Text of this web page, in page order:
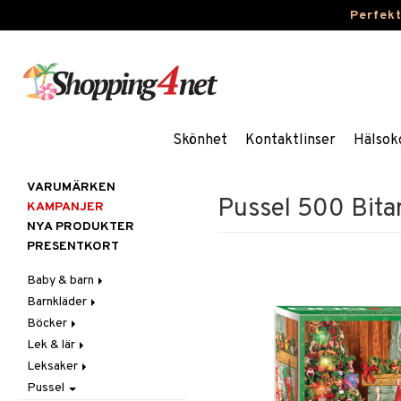
Skönhet Kontaktlinser
Pussel 500
VARUMÄRKEN
KAMPANJER
NYA PRODUKTER
PRESENTKORT
Baby & barn
Accessoarer
För håret
Hattar & Mössor
Övrigt
Plånböcker
Aktivitet
Babygym
Babysitters
Bit & Skallra
Äta
Barnservis
Haklappar
Badrockar & Handdukar
Barnvagnstillbehör
Barnkläder
Accessoarer
Kepsar & Solhattar
Badkläder & UV-kläder
Klänningar
Nederdelar
Böcker
Dagböcker
Läs & Lär
Målarböcker
Lek & lär
Experiment
Inlärningsspel
Leksaker
Adventskalendrar
Pussel